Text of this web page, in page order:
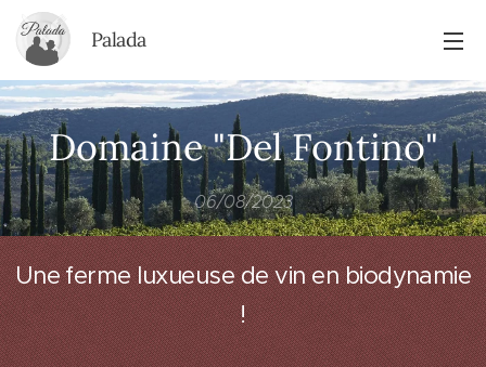
Palada
Domaine "Del Fontino"
06/08/2023
Une ferme luxueuse de vin en biodynamie
!